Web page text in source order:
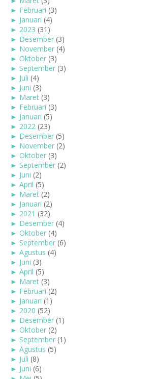
► Februari (3)
► Januari (4)
► 2023 (31)
► Desember (3)
► November (4)
► Oktober (3)
► September (3)
► Juli (4)
► Juni (3)
► Maret (3)
► Februari (3)
► Januari (5)
► 2022 (23)
► Desember (5)
► November (2)
► Oktober (3)
► September (2)
► Juni (2)
► April (5)
► Maret (2)
► Januari (2)
► 2021 (32)
► Desember (4)
► Oktober (4)
► September (6)
► Agustus (4)
► Juni (3)
► April (5)
► Maret (3)
► Februari (2)
► Januari (1)
► 2020 (52)
► Desember (1)
► Oktober (2)
► September (1)
► Agustus (5)
► Juli (8)
► Juni (6)